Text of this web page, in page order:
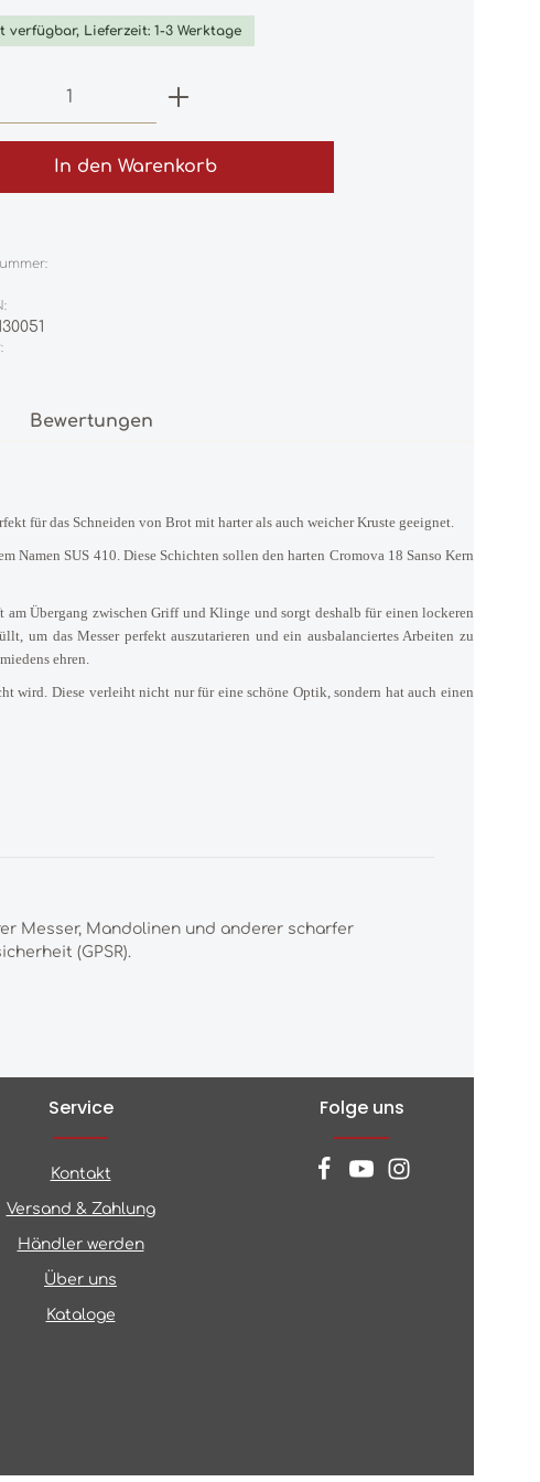
verfügbar, Lieferzeit: 1-3 Werktage
Anzahl: Gib den gewünschten
In den Warenkorb
Bewertungen
für das Schneiden von Brot mit harter als auch weicher Kruste geeignet.
Namen SUS 410. Diese Schichten sollen den harten Cromova 18 Sanso Kern
Übergang zwischen Griff und Klinge und sorgt deshalb für einen lockeren
um das Messer perfekt auszutarieren und ein ausbalanciertes Arbeiten zu
ehren.
wird. Diese verleiht nicht nur für eine schöne Optik, sondern hat auch einen
Messer, Mandolinen und anderer scharfer
(GPSR).
Service
Kontakt
Versand & Zahlung
Händler werden
Über uns
Kataloge
Folge uns